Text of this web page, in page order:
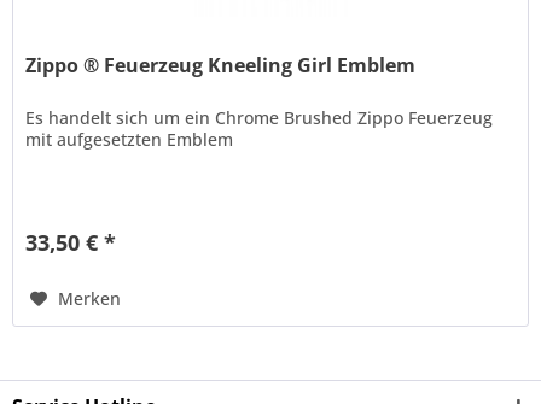
Zippo ® Feuerzeug Kneeling Girl Emblem
Es handelt sich um ein Chrome Brushed Zippo Feuerzeug
mit aufgesetzten Emblem
33,50 € *
Merken